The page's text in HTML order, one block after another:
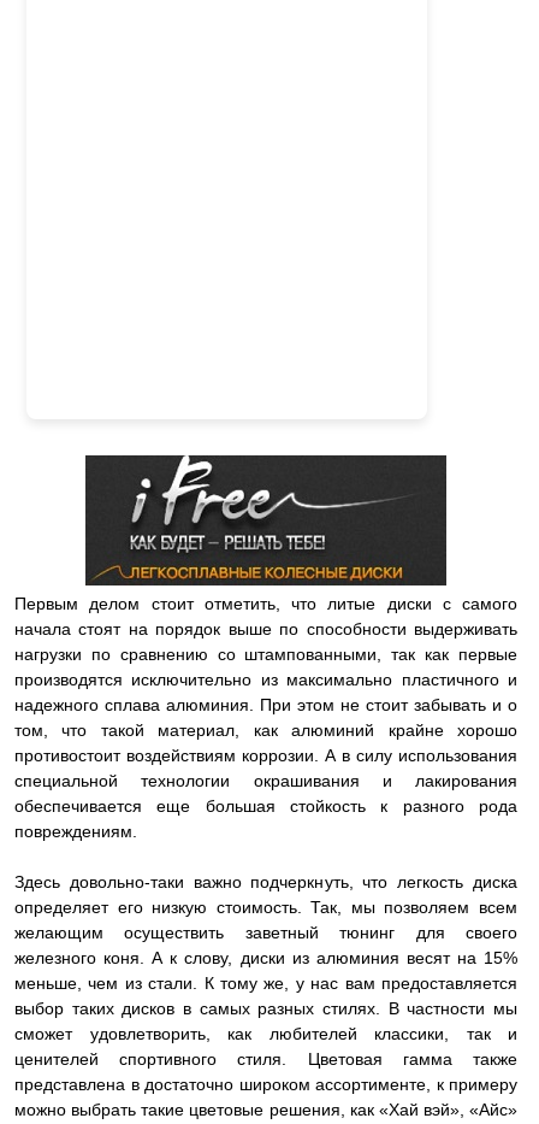
Первым делом стоит отметить, что литые диски с самого
начала стоят на порядок выше по способности выдерживать
нагрузки по сравнению со штампованными, так как первые
производятся исключительно из максимально пластичного и
надежного сплава алюминия. При этом не стоит забывать и о
том, что такой материал, как алюминий крайне хорошо
противостоит воздействиям коррозии. А в силу использования
специальной технологии окрашивания и лакирования
обеспечивается еще большая стойкость к разного рода
повреждениям.
Здесь довольно-таки важно подчеркнуть, что легкость диска
определяет его низкую стоимость. Так, мы позволяем всем
желающим осуществить заветный тюнинг для своего
железного коня. А к слову, диски из алюминия весят на 15%
меньше, чем из стали. К тому же, у нас вам предоставляется
выбор таких дисков в самых разных стилях. В частности мы
сможет удовлетворить, как любителей классики, так и
ценителей спортивного стиля. Цветовая гамма также
представлена в достаточно широком ассортименте, к примеру
можно выбрать такие цветовые решения, как «Хай вэй», «Айс»